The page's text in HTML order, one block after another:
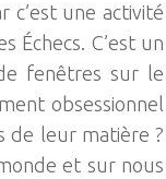
c’est une activité
Échecs. C’est un
fenêtres sur le
obsessionnel
de leur matière ?
et sur nous